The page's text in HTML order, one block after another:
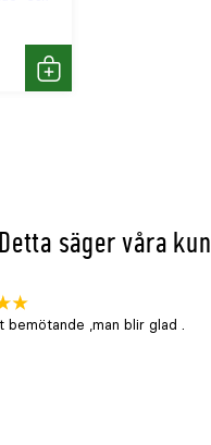
Köp
Detta säger våra
bemötande ,man blir glad .